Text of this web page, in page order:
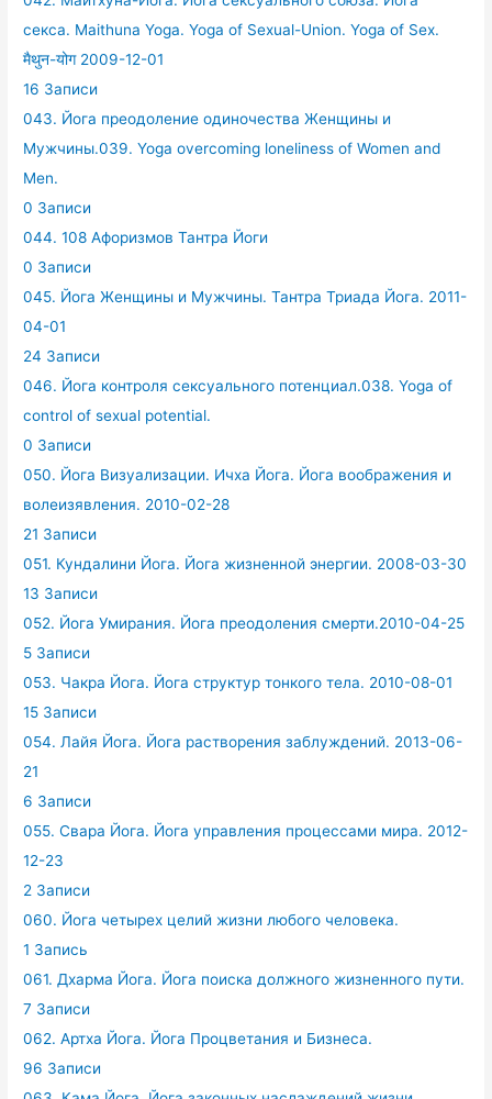
секса. Maithuna Yoga. Yoga of Sexual-Union. Yoga of Sex.
मैथुन-योग 2009-12-01
16 Записи
043. Йога преодоление одиночества Женщины и
Мужчины.039. Yoga overcoming loneliness of Women and
Men.
0 Записи
044. 108 Афоризмов Тантра Йоги
0 Записи
045. Йога Женщины и Мужчины. Тантра Триада Йога. 2011-
04-01
24 Записи
046. Йога контроля сексуального потенциал.038. Yoga of
control of sexual potential.
0 Записи
050. Йога Визуализации. Ичха Йога. Йога воображения и
волеизявления. 2010-02-28
21 Записи
051. Кундалини Йога. Йога жизненной энергии. 2008-03-30
13 Записи
052. Йога Умирания. Йога преодоления смерти.2010-04-25
5 Записи
053. Чакра Йога. Йога структур тонкого тела. 2010-08-01
15 Записи
054. Лайя Йога. Йога растворения заблуждений. 2013-06-
21
6 Записи
055. Свара Йога. Йога управления процессами мира. 2012-
12-23
2 Записи
060. Йога четырех целий жизни любого человека.
1 Запись
061. Дхарма Йога. Йога поиска должного жизненного пути.
7 Записи
062. Артха Йога. Йога Процветания и Бизнеса.
96 Записи